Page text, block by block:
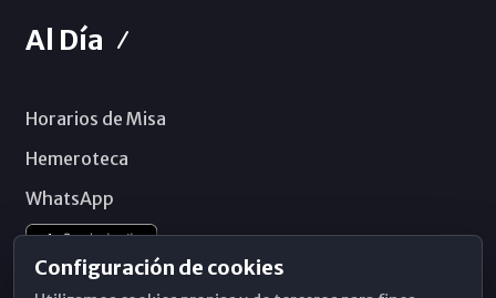
Al Día
Horarios de Misa
Hemeroteca
WhatsApp
Configuración de cookies